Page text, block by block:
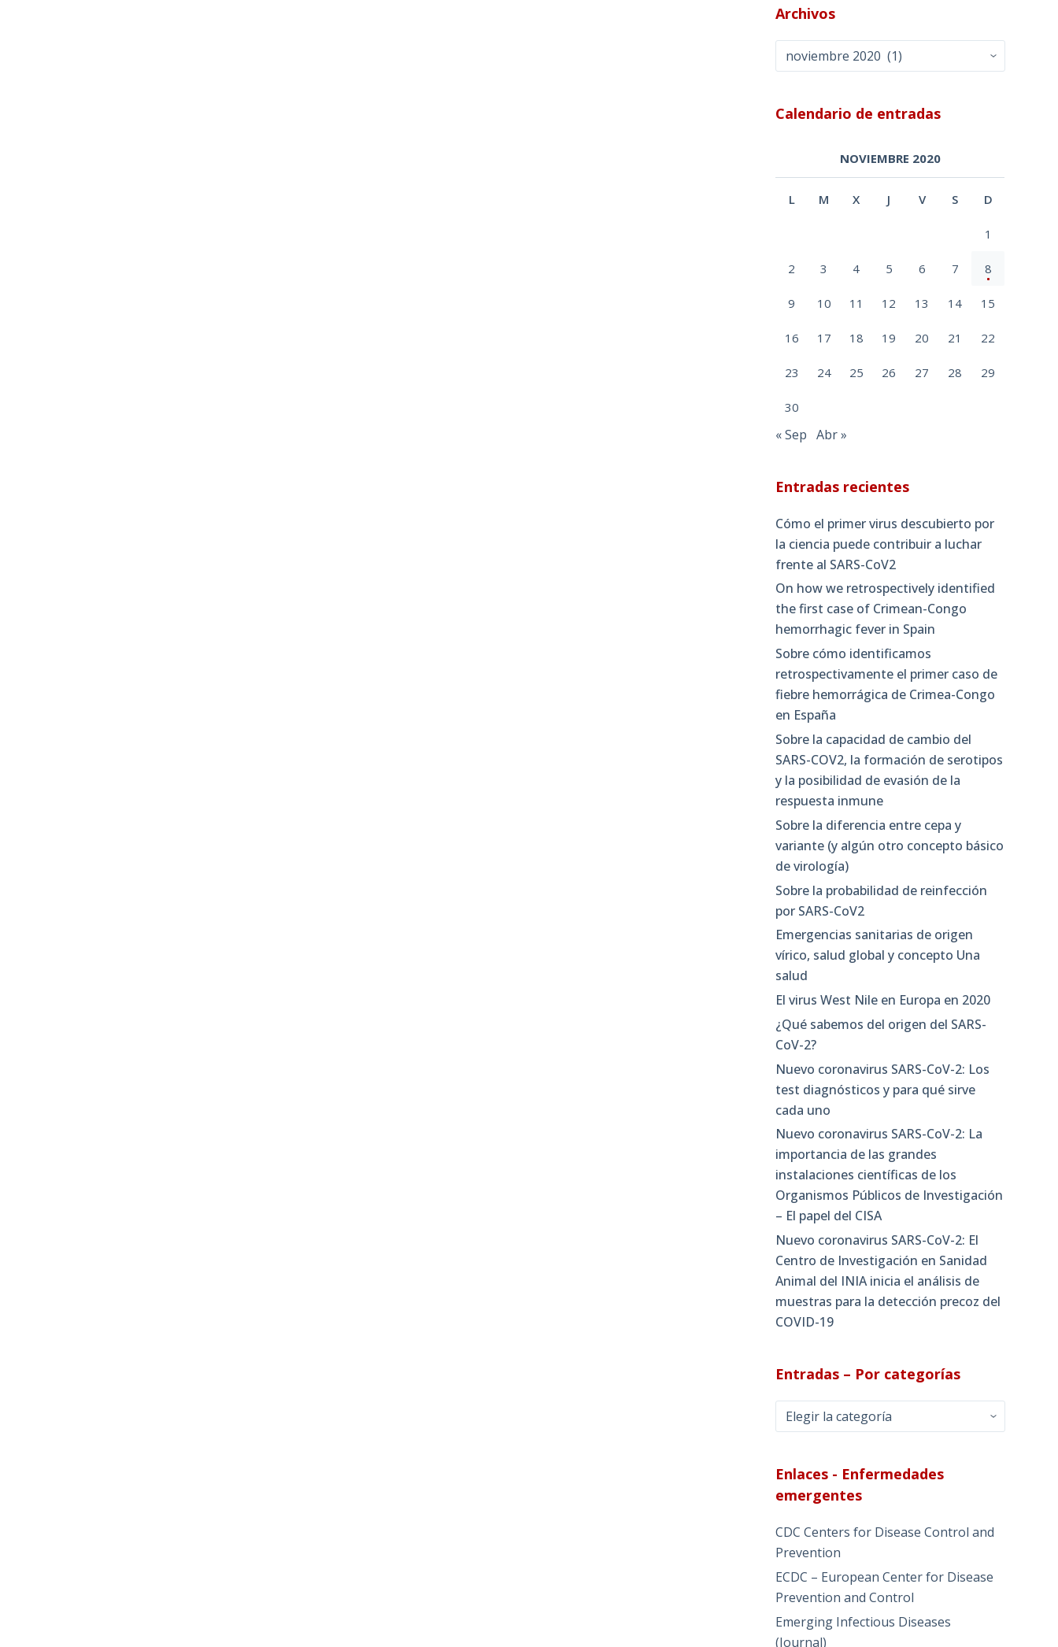
Archivos
Archivos
Calendario de entradas
NOVIEMBRE 2020
L M X J V S D
1
2 3 4 5 6 7 8
9 10 11 12 13 14 15
16 17 18 19 20 21 22
23 24 25 26 27 28 29
30
« Sep Abr »
Entradas recientes
Cómo el primer virus descubierto por
la ciencia puede contribuir a luchar
frente al SARS-CoV2
On how we retrospectively identified
the first case of Crimean-Congo
hemorrhagic fever in Spain
Sobre cómo identificamos
retrospectivamente el primer caso de
fiebre hemorrágica de Crimea-Congo
en España
Sobre la capacidad de cambio del
SARS-COV2, la formación de serotipos
y la posibilidad de evasión de la
respuesta inmune
Sobre la diferencia entre cepa y
variante (y algún otro concepto básico
de virología)
Sobre la probabilidad de reinfección
por SARS-CoV2
Emergencias sanitarias de origen
vírico, salud global y concepto Una
salud
El virus West Nile en Europa en 2020
¿Qué sabemos del origen del SARS-
CoV-2?
Nuevo coronavirus SARS-CoV-2: Los
test diagnósticos y para qué sirve
cada uno
Nuevo coronavirus SARS-CoV-2: La
importancia de las grandes
instalaciones científicas de los
Organismos Públicos de Investigación
– El papel del CISA
Nuevo coronavirus SARS-CoV-2: El
Centro de Investigación en Sanidad
Animal del INIA inicia el análisis de
muestras para la detección precoz del
COVID-19
Entradas – Por categorías
Entradas
–
categorías
Enlaces - Enfermedades
emergentes
CDC Centers for Disease Control and
Prevention
ECDC – European Center for Disease
Prevention and Control
Emerging Infectious Diseases
(Journal)